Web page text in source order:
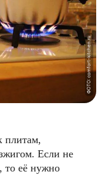
ФОТО: comfort-kitchen.ru
плитам,
Если не
то её нужно